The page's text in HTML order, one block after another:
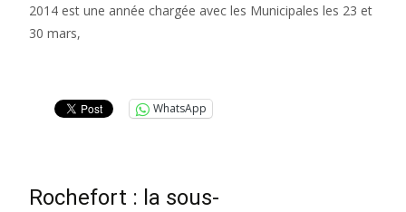
2014 est une année chargée avec les Municipales les 23 et
30 mars,
WhatsApp
Rochefort : la sous-